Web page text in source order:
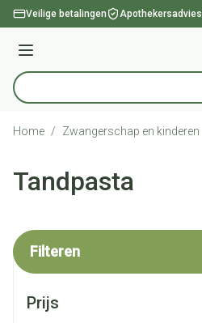
Ga naar de inhoud
Veilige betalingen Apothekersadvies
Menu
Product, merk, categorie...
Home / Zwangerschap en kinderen
Tandpasta
Filteren
Prijs